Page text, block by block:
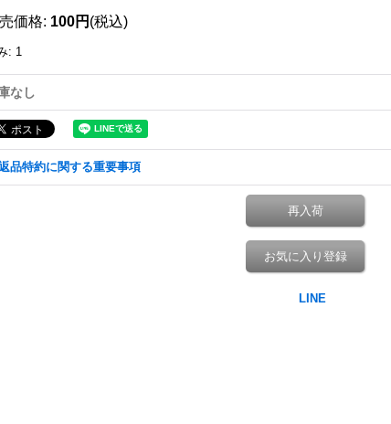
価格: 100円 (税込)
: 1
なし
品特約に関する重要事項
再入荷
お気に入り登録